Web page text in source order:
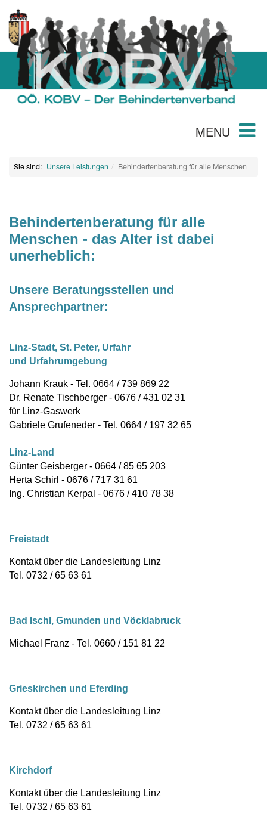
MENU
Sie sind: Unsere Leistungen Behindertenberatung für alle Menschen
Behindertenberatung für alle
Menschen - das Alter ist dabei
unerheblich:
Unsere Beratungsstellen und
Ansprechpartner:
Linz-Stadt, St. Peter, Urfahr
und Urfahrumgebung
Johann Krauk - Tel. 0664 / 739 869 22
Dr. Renate Tischberger - 0676 / 431 02 31
für Linz-Gaswerk
Gabriele Grufeneder - Tel. 0664 / 197 32 65
Linz-Land
Günter Geisberger - 0664 / 85 65 203
Herta Schirl - 0676 / 717 31 61
Ing. Christian Kerpal - 0676 / 410 78 38
Freistadt
Kontakt über die Landesleitung Linz
Tel. 0732 / 65 63 61
Bad Ischl, Gmunden und Vöcklabruck
Michael Franz - Tel. 0660 / 151 81 22
Grieskirchen und Eferding
Kontakt über die Landesleitung Linz
Tel. 0732 / 65 63 61
Kirchdorf
Kontakt über die Landesleitung Linz
Tel. 0732 / 65 63 61